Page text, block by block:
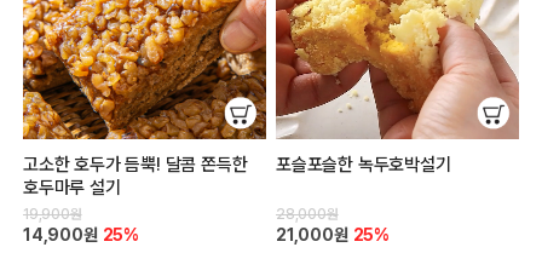
고소한 호두가 듬뿍! 달콤 쫀득한
호두마루 설기
19,900원
14,900원 25%
포슬포슬한 녹두호박설기
28,000원
21,000원 25%